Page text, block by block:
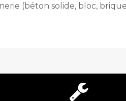
(béton solide, bloc,